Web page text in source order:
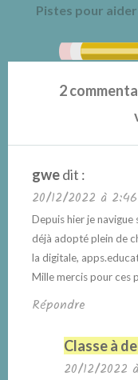
Pistes pour
2
gwedit :
20/12/2022 à
Depuis hier je navigue
déjà adopté plein de
la digitale,
Mille mercis pour ces
Répondre
Classe à
20/12/2022